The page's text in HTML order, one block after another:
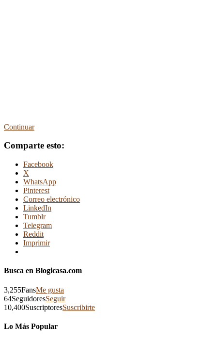
Continuar
Comparte esto:
Facebook
X
WhatsApp
Pinterest
Correo electrónico
LinkedIn
Tumblr
Telegram
Reddit
Imprimir
Busca en Blogicasa.com
3,255FansMe gusta
64SeguidoresSeguir
10,400SuscriptoresSuscribirte
Lo Más Popular